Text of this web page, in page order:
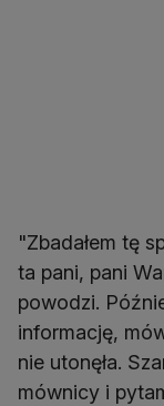
"Zbadałem tę
ta pani, pani
powodzi.
informację,
nie utonęła.
mównicy i